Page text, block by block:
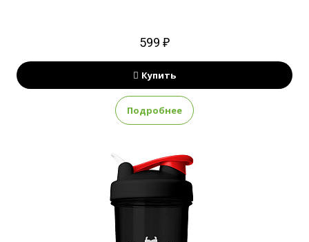
599 ₽
Купить
Подробнее